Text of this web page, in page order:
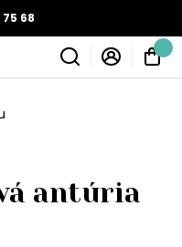
68
antúria